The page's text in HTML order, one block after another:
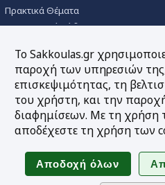
Πρακτικά Θέματα
Οικονομικοί Κώδικες
Συγγραμμάτων
Εργαλεία
Online υπολογισμός τόκων
Υπηρεσία Ηλεκτρονικής
Sitemap
Το Sakkoulas.gr
παροχή των υπηρεσιών
επισκεψιμότητας, τη
του χρήστη, και την
διαφημίσεων. Με τη χρήση
αποδέχεστε τη χρήση των